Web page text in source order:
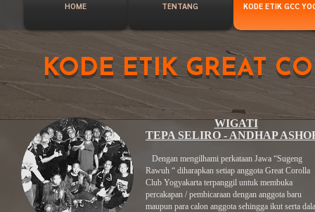
HOME TENTANG KODE ETIK GCC
KODE ETIK GREAT
WIGATI
TEPA SELIRO - ANDHAP
Dengan mengilhami perkataan Jawa “Sugeng
Rawuh “ diharapkan setiap anggota Great Corolla
Club Yogyakarta terpanggil untuk membuka
percakapan / pembicaraan dengan anggota baru
maupun para calon anggota sehingga ikut serta